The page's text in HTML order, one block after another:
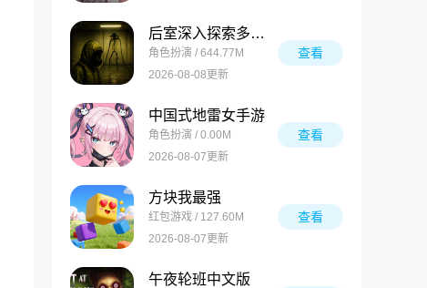
后室深入探索多人联机版
角色扮演 / 644.77M
2026-08-08更新
查看
中国式地雷女手游
角色扮演 / 0.00M
2026-08-07更新
查看
方块我最强
红包游戏 / 127.60M
2026-08-07更新
查看
午夜轮班中文版